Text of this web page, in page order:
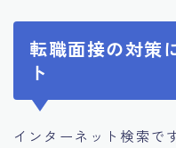
転職面接の対策
ト
インターネット検索で